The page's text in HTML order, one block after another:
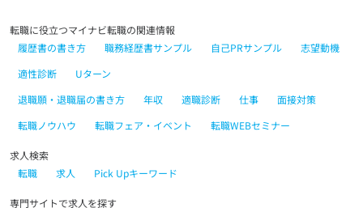
転職に役立つマイナビ転職の関連情報
履歴書の書き方
職務経歴書サンプル 自己PRサンプル
志望動機
適性診断
Uターン
退職願・退職届の書き方
年収 適職診断 仕事
面接対策
転職ノウハウ
転職フェア・イベント 転職WEBセミナー
求人検索
転職
求人 Pick Upキーワード
専門サイトで求人を探す